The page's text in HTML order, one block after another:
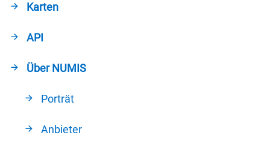
Karten
API
Über NUMIS
Porträt
Anbieter